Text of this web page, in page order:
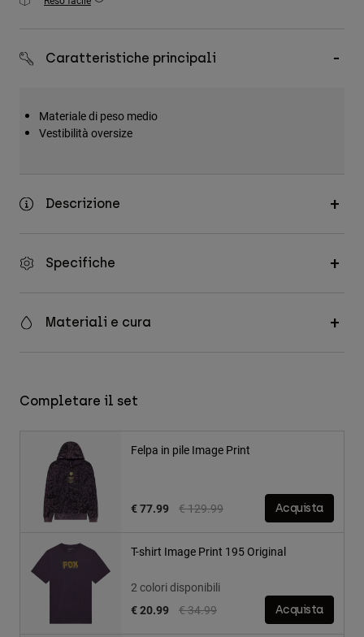
Vedi tutto
Caratteristiche principali
Materiale di peso medio
Vestibilità oversize
Descrizione
Specifiche
Materiali e cura
Completare il set
Felpa in pile Image Print
Price reduced from
€ 129.99to
€ 77.99 Acquista
T-shirt Image Print 195 Original
2 colori disponibili
Price reduced from
€ 34.99to
€ 20.99 Acquista